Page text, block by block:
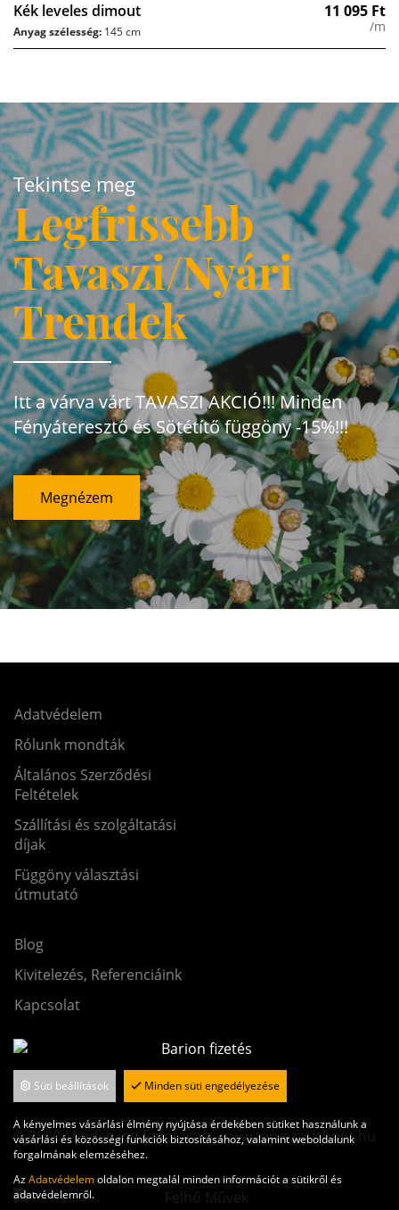
Kék leveles dimout 11 095 Ft
/m
Anyag szélesség: 145 cm
Tekintse meg
Legfrissebb
Tavaszi/Nyári
Trendek
Itt a várva várt TAVASZI AKCIÓ!!! Minden
Fényáteresztő és Sötétítő függöny -15%!!!
Megnézem
Adatvédelem
Rólunk mondták
Általános Szerződési
Feltételek
Szállítási és szolgáltatási
díjak
Függöny választási
útmutató
Blog
Kivitelezés, Referenciáink
Kapcsolat
© 2020 Minden jog fenntartva. www.tervezzotthont.hu
Süti beállítások Minden süti engedélyezése
A kényelmes vásárlási élmény nyújtása érdekében sütiket használunk a
vásárlási és közösségi funkciók biztosításához, valamint weboldalunk
forgalmának elemzéséhez.
AzAdatvédelemoldalon megtalál minden információt a sütikről és
adatvédelemről.